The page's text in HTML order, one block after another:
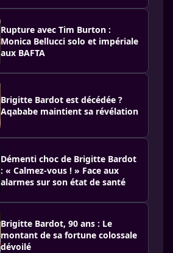
Rupture avec Tim Burton :
Monica Bellucci solo et impériale
aux BAFTA
Brigitte Bardot est décédée ?
Aqababe maintient sa révélation
Démenti choc de Brigitte Bardot
: « Calmez-vous ! » Face aux
alarmes sur son état de santé
Brigitte Bardot, 90 ans : Le
montant de sa fortune colossale
dévoilé